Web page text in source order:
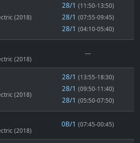
(2018)
28/1 (11:50-13:50)
28/1 (07:55-09:45)
28/1 (04:10-05:40)
(2018)
---
(2018)
28/1 (13:55-18:30)
28/1 (09:50-11:40)
28/1 (05:50-07:50)
(2018)
0B/1 (07:45-00:45)